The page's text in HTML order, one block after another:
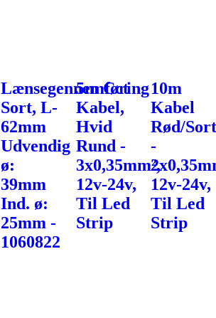
Lænsegennemføring
Sort, L-
62mm
Udvendig
ø:
39mm
Ind. ø:
25mm -
1060822
5m Cct
Kabel,
Hvid
Rund -
3x0,35mm²,
12v-24v,
Til Led
Strip
10m
Kabel
Rød/
-
12v-24v,
Til Led
Strip